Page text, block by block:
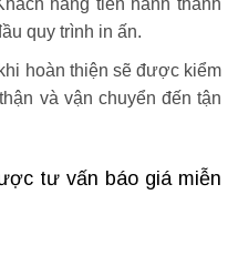
hàng tiến hành thanh
quy trình in ấn.
hoàn thiện sẽ được kiểm
và vận chuyển đến tận
tư vấn báo giá miễn